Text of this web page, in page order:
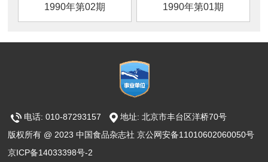
1990年第02期 1990年第01期
电话: 010-87293157
地址: 北京市丰台区洋桥70号
版权所有 @ 2023 中国食品杂志社 京公网安备11010602060050号
京ICP备14033398号-2